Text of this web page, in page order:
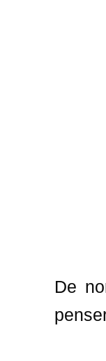
De